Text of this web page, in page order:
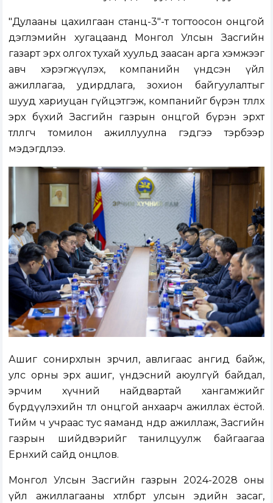
"Дулааны цахилгаан станц-3"-т тогтоосон онцгой
дэглэмийн хугацаанд Монгол Улсын Засгийн
газарт эрх олгох тухай хуульд заасан арга хэмжээг
авч хэрэгжүүлэх, компанийн үндсэн үйл
ажиллагаа, удирдлага, зохион байгуулалтыг
шууд хариуцан гүйцэтгэж, компанийг бүрэн төлөөлөх
эрх бүхий Засгийн газрын онцгой бүрэн эрхт
төлөөлөгч томилон ажиллуулна гэдгээ тэрбээр
мэдэгдлээ.
Ашиг сонирхлын зөрчил, авлигаас ангид байж,
улс орны эрх ашиг, үндэсний аюулгүй байдал,
эрчим хүчний найдвартай хангамжийг
бүрдүүлэхийн төлөө онцгой анхаарч ажиллах ёстой.
Тийм ч учраас тус яаманд өнөөдөр ажиллаж, Засгийн
газрын шийдвэрийг танилцуулж байгаагаа
Ерөнхий сайд онцлов.
Монгол Улсын Засгийн газрын 2024-2028 оны
үйл ажиллагааны хөтөлбөрт улсын эдийн засаг,